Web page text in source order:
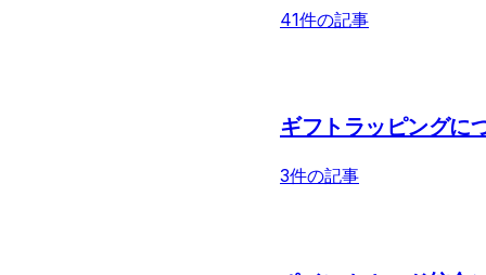
41件の記事
ギフトラッピングに
3件の記事